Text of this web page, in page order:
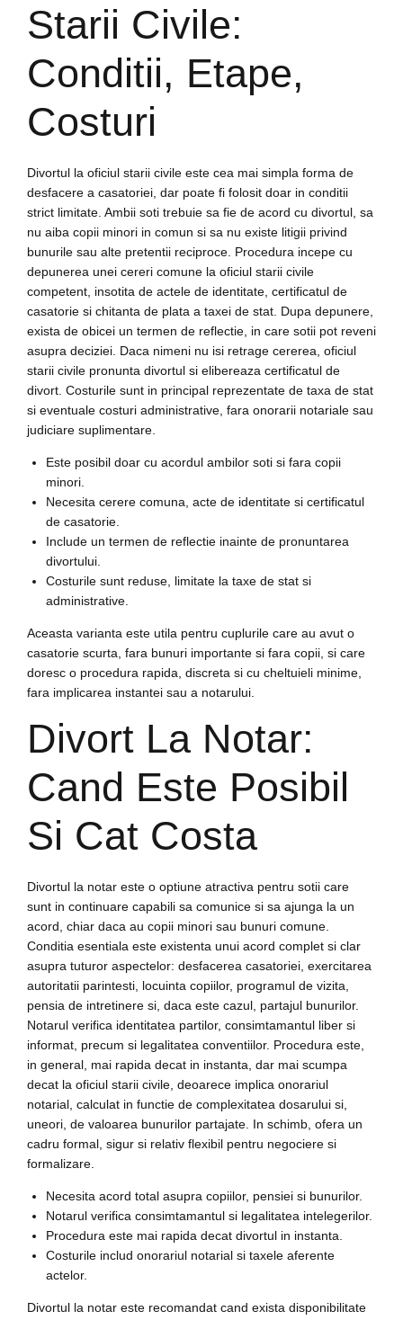
Starii Civile:
Conditii, Etape,
Costuri
Divortul la oficiul starii civile este cea mai simpla forma de
desfacere a casatoriei, dar poate fi folosit doar in conditii
strict limitate. Ambii soti trebuie sa fie de acord cu divortul, sa
nu aiba copii minori in comun si sa nu existe litigii privind
bunurile sau alte pretentii reciproce. Procedura incepe cu
depunerea unei cereri comune la oficiul starii civile
competent, insotita de actele de identitate, certificatul de
casatorie si chitanta de plata a taxei de stat. Dupa depunere,
exista de obicei un termen de reflectie, in care sotii pot reveni
asupra deciziei. Daca nimeni nu isi retrage cererea, oficiul
starii civile pronunta divortul si elibereaza certificatul de
divort. Costurile sunt in principal reprezentate de taxa de stat
si eventuale costuri administrative, fara onorarii notariale sau
judiciare suplimentare.
Este posibil doar cu acordul ambilor soti si fara copii
minori.
Necesita cerere comuna, acte de identitate si certificatul
de casatorie.
Include un termen de reflectie inainte de pronuntarea
divortului.
Costurile sunt reduse, limitate la taxe de stat si
administrative.
Aceasta varianta este utila pentru cuplurile care au avut o
casatorie scurta, fara bunuri importante si fara copii, si care
doresc o procedura rapida, discreta si cu cheltuieli minime,
fara implicarea instantei sau a notarului.
Divort La Notar:
Cand Este Posibil
Si Cat Costa
Divortul la notar este o optiune atractiva pentru sotii care
sunt in continuare capabili sa comunice si sa ajunga la un
acord, chiar daca au copii minori sau bunuri comune.
Conditia esentiala este existenta unui acord complet si clar
asupra tuturor aspectelor: desfacerea casatoriei, exercitarea
autoritatii parintesti, locuinta copiilor, programul de vizita,
pensia de intretinere si, daca este cazul, partajul bunurilor.
Notarul verifica identitatea partilor, consimtamantul liber si
informat, precum si legalitatea conventiilor. Procedura este,
in general, mai rapida decat in instanta, dar mai scumpa
decat la oficiul starii civile, deoarece implica onorariul
notarial, calculat in functie de complexitatea dosarului si,
uneori, de valoarea bunurilor partajate. In schimb, ofera un
cadru formal, sigur si relativ flexibil pentru negociere si
formalizare.
Necesita acord total asupra copiilor, pensiei si bunurilor.
Notarul verifica consimtamantul si legalitatea intelegerilor.
Procedura este mai rapida decat divortul in instanta.
Costurile includ onorariul notarial si taxele aferente
actelor.
Divortul la notar este recomandat cand exista disponibilitate